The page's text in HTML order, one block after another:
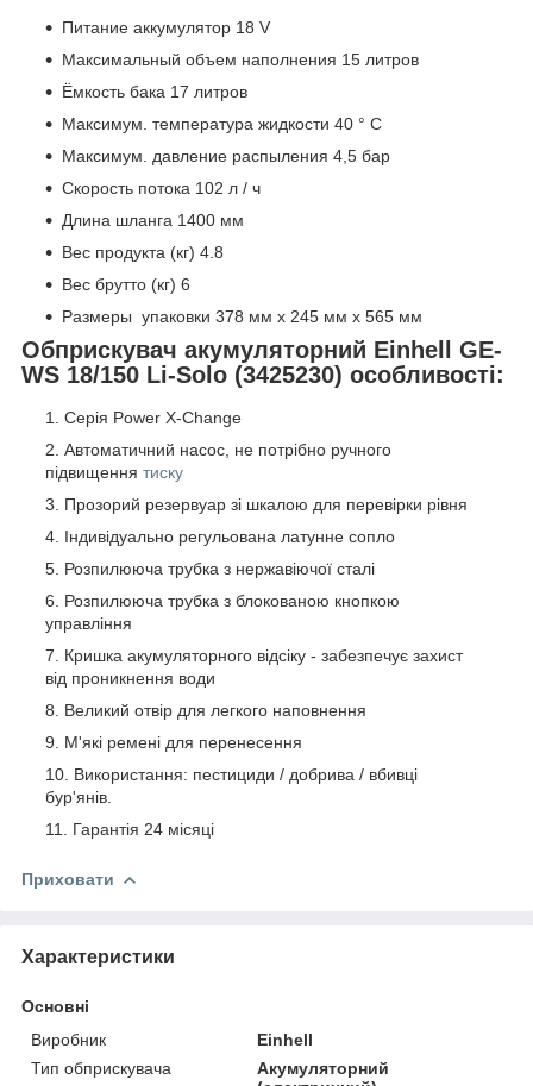
Питание аккумулятор 18 V
Максимальный объем наполнения 15 литров
Ёмкость бака 17 литров
Максимум. температура жидкости 40 ° C
Максимум. давление распыления 4,5 бар
Скорость потока 102 л / ч
Длина шланга 1400 мм
Вес продукта (кг) 4.8
Вес брутто (кг) 6
Размеры упаковки 378 мм x 245 мм x 565 мм
Обприскувач акумуляторний Einhell GE-
WS 18/150 Li-Solo (3425230) особливості:
Серія Power X-Change
Автоматичний насос, не потрібно ручного
підвищення тиску
Прозорий резервуар зі шкалою для перевірки рівня
Індивідуально регульована латунне сопло
Розпилююча трубка з нержавіючої сталі
Розпилююча трубка з блокованою кнопкою
управління
Кришка акумуляторного відсіку - забезпечує захист
від проникнення води
Великий отвір для легкого наповнення
М'які ремені для перенесення
Використання: пестициди / добрива / вбивці
бур'янів.
Гарантія 24 місяці
Приховати
Характеристики
Основні
Виробник
Einhell
Тип обприскувача
Акумуляторний